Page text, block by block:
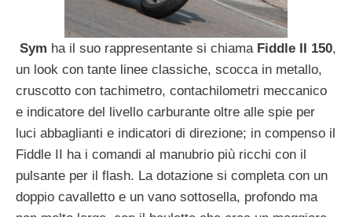
Sym ha il suo rappresentante si chiama Fiddle II 150,
un look con tante linee classiche, scocca in metallo,
cruscotto con tachimetro, contachilometri meccanico
e indicatore del livello carburante oltre alle spie per
luci abbaglianti e indicatori di direzione; in compenso il
Fiddle II ha i comandi al manubrio più ricchi con il
pulsante per il flash. La dotazione si completa con un
doppio cavalletto e un vano sottosella, profondo ma